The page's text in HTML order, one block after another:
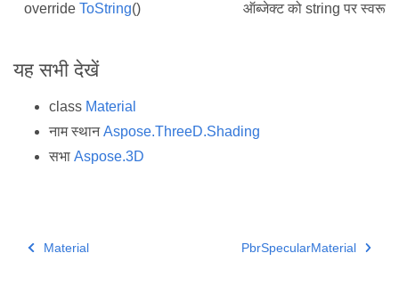
override ToString() ऑब्जेक्ट को string पर
यह सभी देखें
class Material
नाम स्थानAspose.ThreeD.Shading
सभा Aspose.3D
Material PbrSpecularMaterial